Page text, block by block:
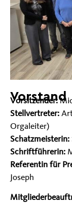
Vorstand
Vorsitzender:
Stellvertreter:
Orgaleiter)
Schatzmeisterin:
Schriftführerin:
Referentin für
Joseph